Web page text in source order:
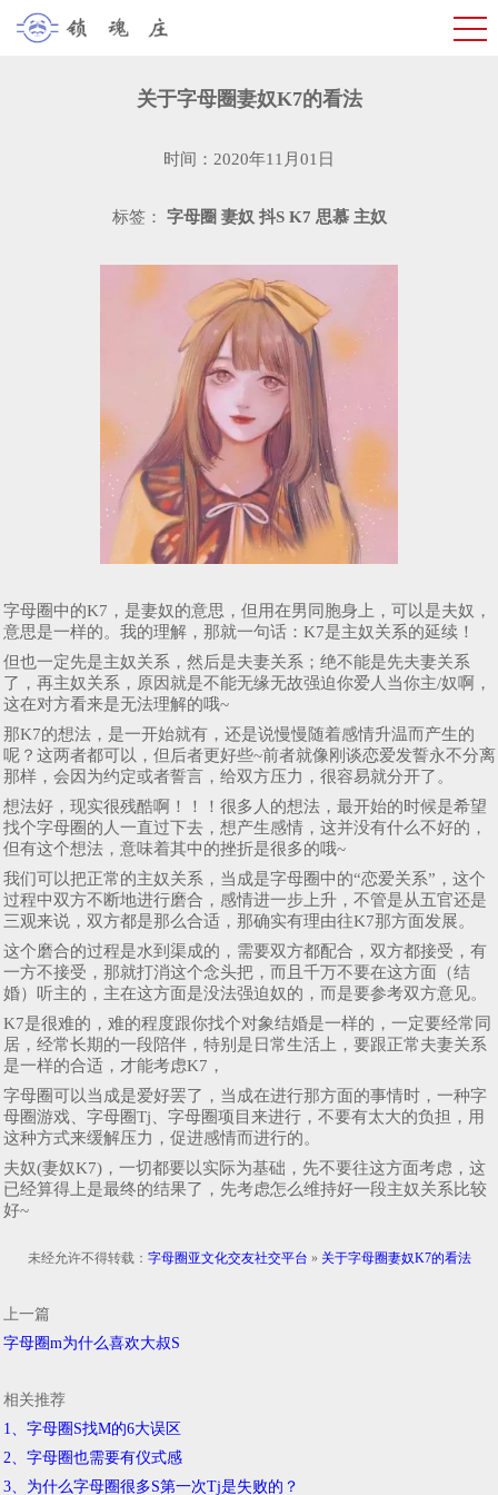
关于字母圈妻奴K7的看法
时间：2020年11月01日
标签： 字母圈 妻奴 抖S K7 思慕 主奴
字母圈中的K7，是妻奴的意思，但用在男同胞身上，可以是夫奴，
意思是一样的。我的理解，那就一句话：K7是主奴关系的延续！
但也一定先是主奴关系，然后是夫妻关系；绝不能是先夫妻关系
了，再主奴关系，原因就是不能无缘无故强迫你爱人当你主/奴啊，
这在对方看来是无法理解的哦~
那K7的想法，是一开始就有，还是说慢慢随着感情升温而产生的
呢？这两者都可以，但后者更好些~前者就像刚谈恋爱发誓永不分离
那样，会因为约定或者誓言，给双方压力，很容易就分开了。
想法好，现实很残酷啊！！！很多人的想法，最开始的时候是希望
找个字母圈的人一直过下去，想产生感情，这并没有什么不好的，
但有这个想法，意味着其中的挫折是很多的哦~
我们可以把正常的主奴关系，当成是字母圈中的“恋爱关系”，这个
过程中双方不断地进行磨合，感情进一步上升，不管是从五官还是
三观来说，双方都是那么合适，那确实有理由往K7那方面发展。
这个磨合的过程是水到渠成的，需要双方都配合，双方都接受，有
一方不接受，那就打消这个念头把，而且千万不要在这方面（结
婚）听主的，主在这方面是没法强迫奴的，而是要参考双方意见。
K7是很难的，难的程度跟你找个对象结婚是一样的，一定要经常同
居，经常长期的一段陪伴，特别是日常生活上，要跟正常夫妻关系
是一样的合适，才能考虑K7，
字母圈可以当成是爱好罢了，当成在进行那方面的事情时，一种字
母圈游戏、字母圈Tj、字母圈项目来进行，不要有太大的负担，用
这种方式来缓解压力，促进感情而进行的。
夫奴(妻奴K7)，一切都要以实际为基础，先不要往这方面考虑，这
已经算得上是最终的结果了，先考虑怎么维持好一段主奴关系比较
好~
未经允许不得转载： 字母圈亚文化交友社交平台 » 关于字母圈妻奴K7的看法
上一篇
字母圈m为什么喜欢大叔S
相关推荐
1、字母圈S找M的6大误区
2、字母圈也需要有仪式感
3、为什么字母圈很多S第一次Tj是失败的？